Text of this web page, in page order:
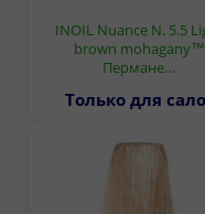
INOIL Nuance N. 5.5
brown mohagany™
Пермане…
Только для